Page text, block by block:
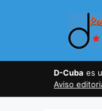
D-Cuba es
Aviso